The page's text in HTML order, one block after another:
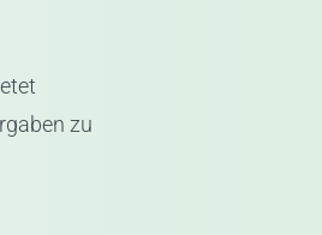
zu